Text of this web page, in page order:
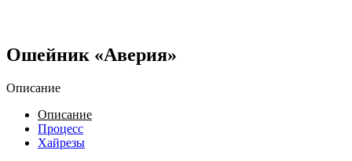
Ошейник «Аверия»
Описание
Описание
Процесс
Хайрезы